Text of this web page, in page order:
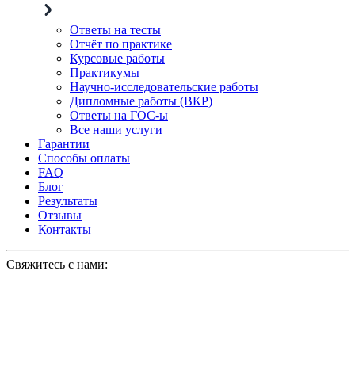
Ответы на тесты
Отчёт по практике
Курсовые работы
Практикумы
Научно-исследовательские работы
Дипломные работы (ВКР)
Ответы на ГОС-ы
Все наши услуги
Гарантии
Способы оплаты
FAQ
Блог
Результаты
Отзывы
Контакты
Свяжитесь с нами: